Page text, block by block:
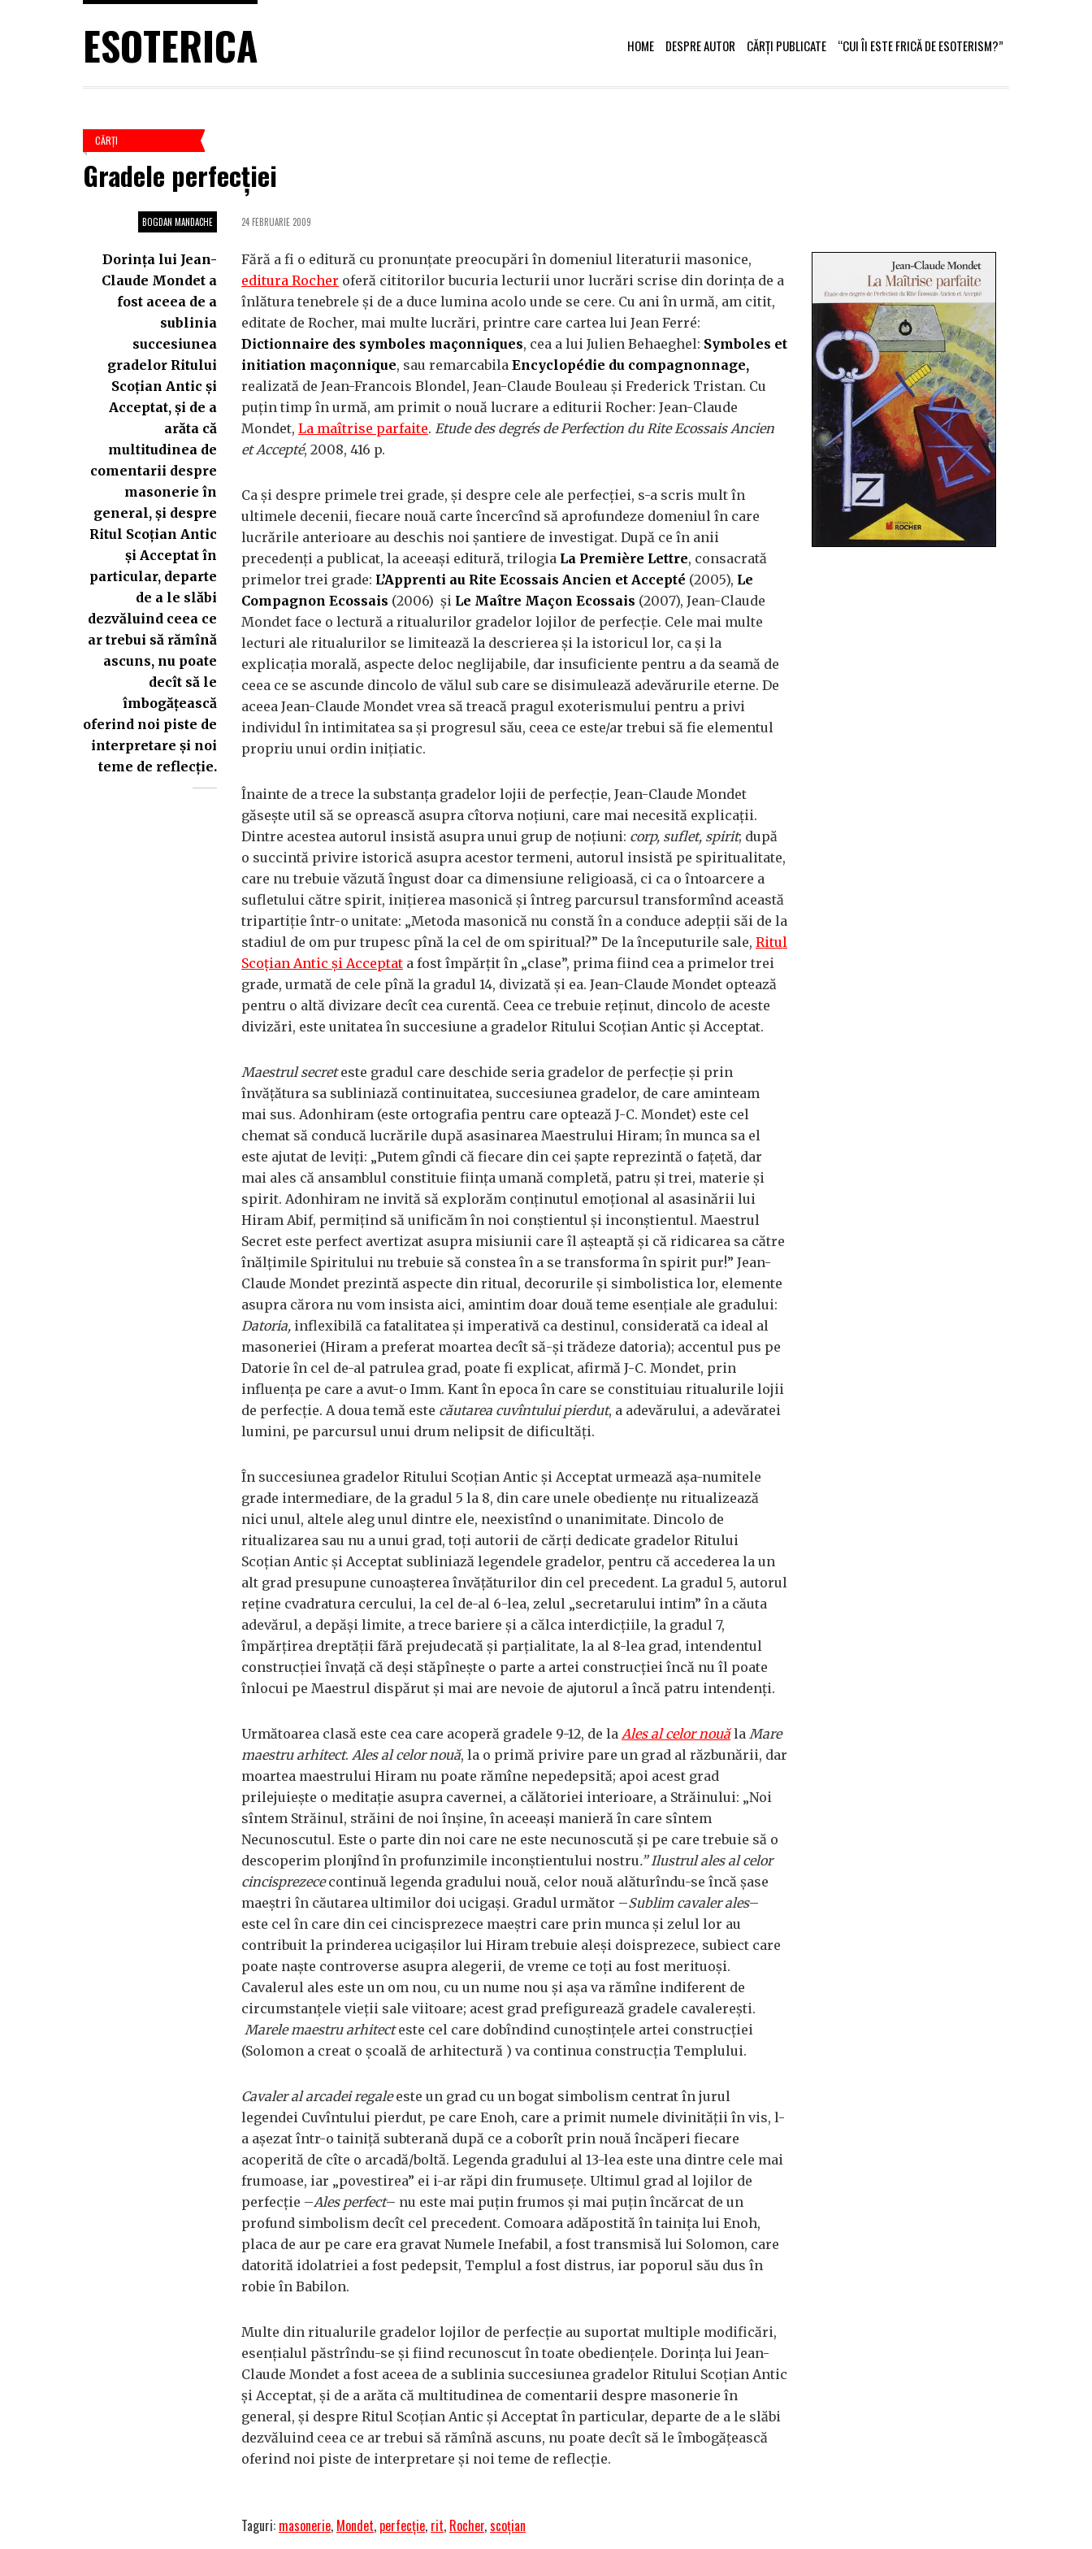
ESOTERICA HOME DESPRE AUTOR CĂRȚI PUBLICATE “CUI ÎI ESTE FRICĂ DE ESOTERISM?”
CĂRŢI
Gradele perfecţiei
BOGDAN MANDACHE
Dorinţa lui Jean-
Claude Mondet a
fost aceea de a
sublinia
succesiunea
gradelor Ritului
Scoţian Antic şi
Acceptat, şi de a
arăta că
multitudinea de
comentarii despre
masonerie în
general, şi despre
Ritul Scoţian Antic
şi Acceptat în
particular, departe
de a le slăbi
dezvăluind ceea ce
ar trebui să rămînă
ascuns, nu poate
decît să le
îmbogăţească
oferind noi piste de
interpretare şi noi
teme de reflecţie.
24 FEBRUARIE 2009
Fără a fi o editură cu pronunţate preocupări în domeniul literaturii masonice,
editura Rocher oferă cititorilor bucuria lecturii unor lucrări scrise din dorinţa de a
înlătura tenebrele şi de a duce lumina acolo unde se cere. Cu ani în urmă, am citit,
editate de Rocher, mai multe lucrări, printre care cartea lui Jean Ferré:
Dictionnaire des symboles maçonniques, cea a lui Julien Behaeghel: Symboles et
initiation maçonnique, sau remarcabila Encyclopédie du compagnonnage,
realizată de Jean-Francois Blondel, Jean-Claude Bouleau şi Frederick Tristan. Cu
puţin timp în urmă, am primit o nouă lucrare a editurii Rocher: Jean-Claude
Mondet, La maîtrise parfaite. Etude des degrés de Perfection du Rite Ecossais Ancien
et Accepté, 2008, 416 p.
Ca şi despre primele trei grade, şi despre cele ale perfecţiei, s-a scris mult în
ultimele decenii, fiecare nouă carte încercînd să aprofundeze domeniul în care
lucrările anterioare au deschis noi şantiere de investigat. După ce în anii
precedenţi a publicat, la aceeaşi editură, trilogia La Première Lettre, consacrată
primelor trei grade: L’Apprenti au Rite Ecossais Ancien et Accepté (2005), Le
Compagnon Ecossais (2006) şi Le Maître Maçon Ecossais (2007), Jean-Claude
Mondet face o lectură a ritualurilor gradelor lojilor de perfecţie. Cele mai multe
lecturi ale ritualurilor se limitează la descrierea şi la istoricul lor, ca şi la
explicaţia morală, aspecte deloc neglijabile, dar insuficiente pentru a da seamă de
ceea ce se ascunde dincolo de vălul sub care se disimulează adevărurile eterne. De
aceea Jean-Claude Mondet vrea să treacă pragul exoterismului pentru a privi
individul în intimitatea sa şi progresul său, ceea ce este/ar trebui să fie elementul
propriu unui ordin iniţiatic.
Înainte de a trece la substanţa gradelor lojii de perfecţie, Jean-Claude Mondet
găseşte util să se oprească asupra cîtorva noţiuni, care mai necesită explicaţii.
Dintre acestea autorul insistă asupra unui grup de noţiuni: corp, suflet, spirit; după
o succintă privire istorică asupra acestor termeni, autorul insistă pe spiritualitate,
care nu trebuie văzută îngust doar ca dimensiune religioasă, ci ca o întoarcere a
sufletului către spirit, iniţierea masonică şi întreg parcursul transformînd această
tripartiţie într-o unitate: „Metoda masonică nu constă în a conduce adepţii săi de la
stadiul de om pur trupesc pînă la cel de om spiritual?” De la începuturile sale, Ritul
Scoţian Antic şi Acceptat a fost împărţit în „clase”, prima fiind cea a primelor trei
grade, urmată de cele pînă la gradul 14, divizată şi ea. Jean-Claude Mondet optează
pentru o altă divizare decît cea curentă. Ceea ce trebuie reţinut, dincolo de aceste
divizări, este unitatea în succesiune a gradelor Ritului Scoţian Antic şi Acceptat.
Maestrul secreteste gradul care deschide seria gradelor de perfecţie şi prin
învăţătura sa subliniază continuitatea, succesiunea gradelor, de care aminteam
mai sus. Adonhiram (este ortografia pentru care optează J-C. Mondet) este cel
chemat să conducă lucrările după asasinarea Maestrului Hiram; în munca sa el
este ajutat de leviţi: „Putem gîndi că fiecare din cei şapte reprezintă o faţetă, dar
mai ales că ansamblul constituie fiinţa umană completă, patru şi trei, materie şi
spirit. Adonhiram ne invită să explorăm conţinutul emoţional al asasinării lui
Hiram Abif, permiţind să unificăm în noi conştientul şi inconştientul. Maestrul
Secret este perfect avertizat asupra misiunii care îl aşteaptă şi că ridicarea sa către
înălţimile Spiritului nu trebuie să constea în a se transforma în spirit pur!” Jean-
Claude Mondet prezintă aspecte din ritual, decorurile şi simbolistica lor, elemente
asupra cărora nu vom insista aici, amintim doar două teme esenţiale ale gradului:
Datoria, inflexibilă ca fatalitatea şi imperativă ca destinul, considerată ca ideal al
masoneriei (Hiram a preferat moartea decît să-şi trădeze datoria); accentul pus pe
Datorie în cel de-al patrulea grad, poate fi explicat, afirmă J-C. Mondet, prin
influenţa pe care a avut-o Imm. Kant în epoca în care se constituiau ritualurile lojii
de perfecţie. A doua temă este căutarea cuvîntului pierdut, a adevărului, a adevăratei
lumini, pe parcursul unui drum nelipsit de dificultăţi.
În succesiunea gradelor Ritului Scoţian Antic şi Acceptat urmează aşa-numitele
grade intermediare, de la gradul 5 la 8, din care unele obedienţe nu ritualizează
nici unul, altele aleg unul dintre ele, neexistînd o unanimitate. Dincolo de
ritualizarea sau nu a unui grad, toţi autorii de cărţi dedicate gradelor Ritului
Scoţian Antic şi Acceptat subliniază legendele gradelor, pentru că accederea la un
alt grad presupune cunoaşterea învăţăturilor din cel precedent. La gradul 5, autorul
reţine cvadratura cercului, la cel de-al 6-lea, zelul „secretarului intim” în a căuta
adevărul, a depăşi limite, a trece bariere şi a călca interdicţiile, la gradul 7,
împărţirea dreptăţii fără prejudecată şi parţialitate, la al 8-lea grad, intendentul
construcţiei învaţă că deşi stăpîneşte o parte a artei construcţiei încă nu îl poate
înlocui pe Maestrul dispărut şi mai are nevoie de ajutorul a încă patru intendenţi.
Următoarea clasă este cea care acoperă gradele 9-12, de la Ales al celor nouăla Mare
maestru arhitect. Ales al celor nouă, la o primă privire pare un grad al răzbunării, dar
moartea maestrului Hiram nu poate rămîne nepedepsită; apoi acest grad
prilejuieşte o meditaţie asupra cavernei, a călătoriei interioare, a Străinului: „Noi
sîntem Străinul, străini de noi înşine, în aceeaşi manieră în care sîntem
Necunoscutul. Este o parte din noi care ne este necunoscută şi pe care trebuie să o
descoperim plonjînd în profunzimile inconştientului nostru.” Ilustrul ales al celor
cincisprezececontinuă legenda gradului nouă, celor nouă alăturîndu-se încă şase
maeştri în căutarea ultimilor doi ucigaşi. Gradul următor –Sublim cavaler ales–
este cel în care din cei cincisprezece maeştri care prin munca şi zelul lor au
contribuit la prinderea ucigaşilor lui Hiram trebuie aleşi doisprezece, subiect care
poate naşte controverse asupra alegerii, de vreme ce toţi au fost merituoşi.
Cavalerul ales este un om nou, cu un nume nou şi aşa va rămîne indiferent de
circumstanţele vieţii sale viitoare; acest grad prefigurează gradele cavalereşti.
Marele maestru arhitecteste cel care dobîndind cunoştinţele artei construcţiei
(Solomon a creat o şcoală de arhitectură ) va continua construcţia Templului.
Cavaler al arcadei regaleeste un grad cu un bogat simbolism centrat în jurul
legendei Cuvîntului pierdut, pe care Enoh, care a primit numele divinităţii în vis, l-
a aşezat într-o tainiţă subterană după ce a coborît prin nouă încăperi fiecare
acoperită de cîte o arcadă/boltă. Legenda gradului al 13-lea este una dintre cele mai
frumoase, iar „povestirea” ei i-ar răpi din frumuseţe. Ultimul grad al lojilor de
perfecţie –Ales perfect– nu este mai puţin frumos şi mai puţin încărcat de un
profund simbolism decît cel precedent. Comoara adăpostită în tainiţa lui Enoh,
placa de aur pe care era gravat Numele Inefabil, a fost transmisă lui Solomon, care
datorită idolatriei a fost pedepsit, Templul a fost distrus, iar poporul său dus în
robie în Babilon.
Multe din ritualurile gradelor lojilor de perfecţie au suportat multiple modificări,
esenţialul păstrîndu-se şi fiind recunoscut în toate obedienţele. Dorinţa lui Jean-
Claude Mondet a fost aceea de a sublinia succesiunea gradelor Ritului Scoţian Antic
şi Acceptat, şi de a arăta că multitudinea de comentarii despre masonerie în
general, şi despre Ritul Scoţian Antic şi Acceptat în particular, departe de a le slăbi
dezvăluind ceea ce ar trebui să rămînă ascuns, nu poate decît să le îmbogăţească
oferind noi piste de interpretare şi noi teme de reflecţie.
Taguri: masonerie, Mondet, perfecţie, rit, Rocher,scoţian